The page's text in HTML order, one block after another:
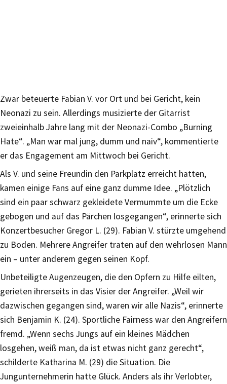
Zwar beteuerte Fabian V. vor Ort und bei Gericht, kein
Neonazi zu sein. Allerdings musizierte der Gitarrist
zweieinhalb Jahre lang mit der Neonazi-Combo „Burning
Hate“. „Man war mal jung, dumm und naiv“, kommentierte
er das Engagement am Mittwoch bei Gericht.
Als V. und seine Freundin den Parkplatz erreicht hatten,
kamen einige Fans auf eine ganz dumme Idee. „Plötzlich
sind ein paar schwarz gekleidete Vermummte um die Ecke
gebogen und auf das Pärchen losgegangen“, erinnerte sich
Konzertbesucher Gregor L. (29). Fabian V. stürzte umgehend
zu Boden. Mehrere Angreifer traten auf den wehrlosen Mann
ein – unter anderem gegen seinen Kopf.
Unbeteiligte Augenzeugen, die den Opfern zu Hilfe eilten,
gerieten ihrerseits in das Visier der Angreifer. „Weil wir
dazwischen gegangen sind, waren wir alle Nazis“, erinnerte
sich Benjamin K. (24). Sportliche Fairness war den Angreifern
fremd. „Wenn sechs Jungs auf ein kleines Mädchen
losgehen, weiß man, da ist etwas nicht ganz gerecht“,
schilderte Katharina M. (29) die Situation. Die
Jungunternehmerin hatte Glück. Anders als ihr Verlobter,